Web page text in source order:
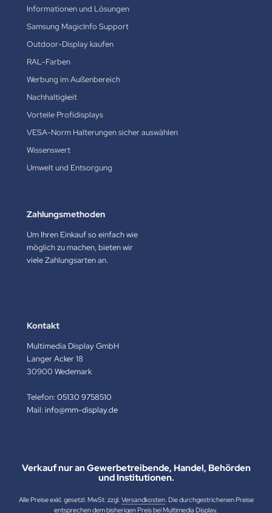
Informationen und Lösungen
Samsung MagicInfo Support
Outdoor-Display kaufen
RAL-Farben
Werbung im Außenbereich
Nachhaltigkeit
Vorteile Profidisplays
VESA-Norm Halterungen sicher auswählen
Wissenswert
Umwelt und Entsorgung
Zahlungsmethoden
Um Ihren Einkauf so einfach wie
möglich zu machen, bieten wir
viele Zahlungsarten an.
Kontakt
Multimedia Display GmbH
Langer Acker 18
30900 Wedemark
Telefon:05130 9758510
Mail:info@mm-display.de
Verkauf nur an Gewerbetreibende, Handel, Behörden
und Institutionen.
Alle Preise exkl. gesetzl. MwSt. zzgl. Versandkosten. Die durchgestrichenen Preise
entsprechen dem bisherigen Preis bei Multimedia Display.